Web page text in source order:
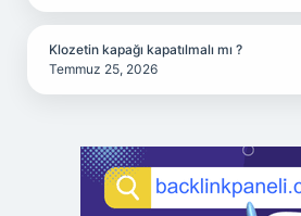
Klozetin kapağı kapatılmalı mı ?
Temmuz 25, 2026